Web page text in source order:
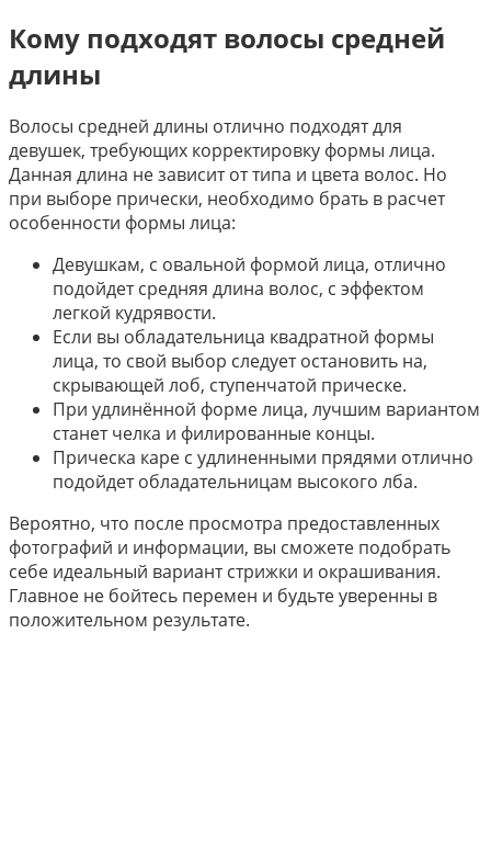
Кому подходят волосы средней
длины
Волосы средней длины отлично подходят для
девушек, требующих корректировку формы лица.
Данная длина не зависит от типа и цвета волос. Но
при выборе прически, необходимо брать в расчет
особенности формы лица:
Девушкам, с овальной формой лица, отлично
подойдет средняя длина волос, с эффектом
легкой кудрявости.
Если вы обладательница квадратной формы
лица, то свой выбор следует остановить на,
скрывающей лоб, ступенчатой прическе.
При удлинённой форме лица, лучшим вариантом
станет челка и филированные концы.
Прическа каре с удлиненными прядями отлично
подойдет обладательницам высокого лба.
Вероятно, что после просмотра предоставленных
фотографий и информации, вы сможете подобрать
себе идеальный вариант стрижки и окрашивания.
Главное не бойтесь перемен и будьте уверенны в
положительном результате.